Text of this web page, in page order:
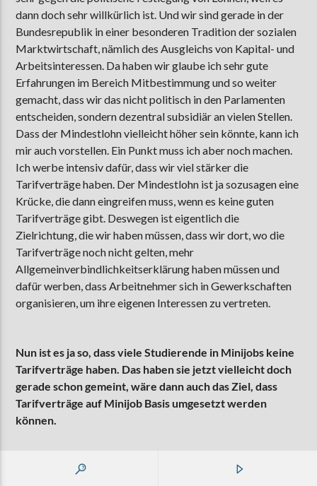
dann doch sehr willkürlich ist. Und wir sind gerade in der
Bundesrepublik in einer besonderen Tradition der sozialen
Marktwirtschaft, nämlich des Ausgleichs von Kapital- und
Arbeitsinteressen. Da haben wir glaube ich sehr gute
Erfahrungen im Bereich Mitbestimmung und so weiter
gemacht, dass wir das nicht politisch in den Parlamenten
entscheiden, sondern dezentral subsidiär an vielen Stellen.
Dass der Mindestlohn vielleicht höher sein könnte, kann ich
mir auch vorstellen. Ein Punkt muss ich aber noch machen.
Ich werbe intensiv dafür, dass wir viel stärker die
Tarifverträge haben. Der Mindestlohn ist ja sozusagen eine
Krücke, die dann eingreifen muss, wenn es keine guten
Tarifverträge gibt. Deswegen ist eigentlich die
Zielrichtung, die wir haben müssen, dass wir dort, wo die
Tarifverträge noch nicht gelten, mehr
Allgemeinverbindlichkeitserklärung haben müssen und
dafür werben, dass Arbeitnehmer sich in Gewerkschaften
organisieren, um ihre eigenen Interessen zu vertreten.
Nun ist es ja so, dass viele Studierende in Minijobs keine
Tarifverträge haben. Das haben sie jetzt vielleicht doch
gerade schon gemeint, wäre dann auch das Ziel, dass
Tarifverträge auf Minijob Basis umgesetzt werden
können.
Ja, das wäre der Weg. Also in der Gastronomie